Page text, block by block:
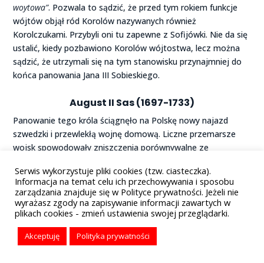
woytowa”. Pozwala to sądzić, że przed tym rokiem funkcje
wójtów objął ród Korolów nazywanych również
Korolczukami. Przybyli oni tu zapewne z Sofijówki. Nie da się
ustalić, kiedy pozbawiono Korolów wójtostwa, lecz można
sądzić, że utrzymali się na tym stanowisku przynajmniej do
końca panowania Jana III Sobieskiego.
August II Sas(1697-1733)
Panowanie tego króla ściągnęło na Polskę nowy najazd
szwedzki i przewlekłą wojnę domową. Liczne przemarsze
wojsk spowodowały zniszczenia porównywalne ze
powiększał fakt przeciągającego się pomoru jeszcze do
1711 roku. W czasie opisywanej wojny szwedzko-sasko-
polsko-rosyjskiej zaczęło się ponowne wyludnianie wsi,
wyprzedaż inwentarza i całkowite rujnowanie gospodarstw
chłopskich. Zarządcy dworów musieli opłacać hibernę, gdyż z
chłopów już niczego nie można było ściągnąć.
Serwis wykorzystuje pliki cookies (tzw. ciasteczka).
Informacja na temat celu ich przechowywania i sposobu
zarządzania znajduje się w Polityce prywatności. Jeżeli nie
wyrażasz zgody na zapisywanie informacji zawartych w
plikach cookies - zmień ustawienia swojej przeglądarki.
Akceptuję Polityka prywatności